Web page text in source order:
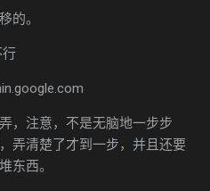
的。
行
，注意，不是无脑地一步步
弄清楚了才到一步，并且还要
东西。